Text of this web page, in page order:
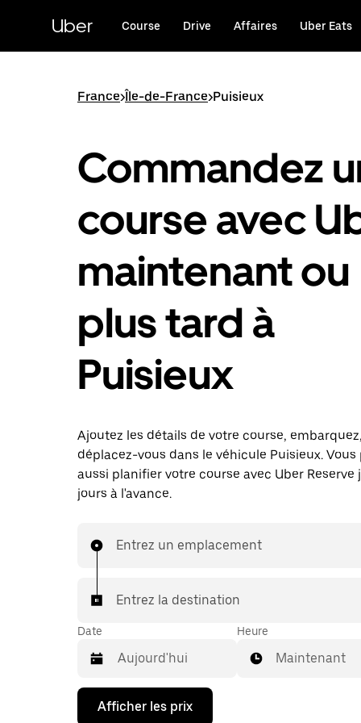
principal
Uber Course Drive Affaires Uber Eats
France>Île-de-France>Puisieux
Commandez
course avec
maintenant ou
plus tard à
Puisieux
Ajoutez les détails de votre course,
déplacez-vous dans le véhicule Puisieux. Vous
aussi planifier votre course avec Uber Reserve
jours à l'avance.
Entrez un emplacement
Entrez la destination
Date
Appuyez
Heure
Maintenant
Afficher les prix